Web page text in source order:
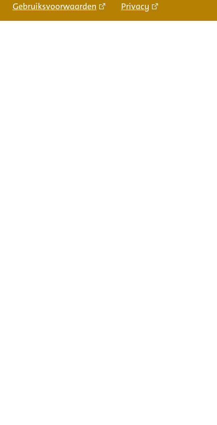
Gebruiksvoorwaarden Privacy